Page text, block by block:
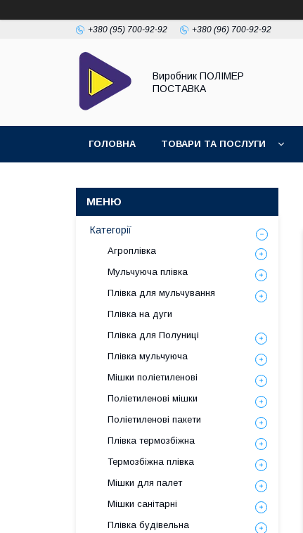
+380 (95) 700-92-92 +380 (96) 700-92-92
Виробник ПОЛІМЕР
ПОСТАВКА
ГОЛОВНА ТОВАРИ ТА ПОСЛУГИ
Категорії
Агроплівка
Мульчуюча плівка
Плівка для мульчування
Плівка на дуги
Плівка для Полуниці
Плівка мульчуюча
Мішки поліетиленові
Поліетиленові мішки
Поліетиленові пакети
Плівка термозбіжна
Термозбіжна плівка
Мішки для палет
Мішки санітарні
Плівка будівельна